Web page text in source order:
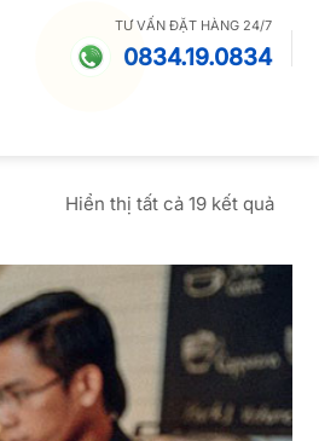
TƯ VẤN ĐẶT HÀNG 24/7
0834.19.0834
Hiển thị tất cả 19 kết quảĐã
xếp
nhất